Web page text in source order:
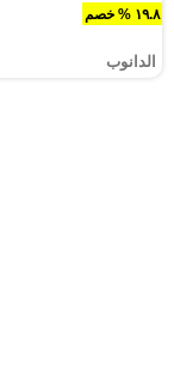
١٩.٨ % خصم
الدانوب